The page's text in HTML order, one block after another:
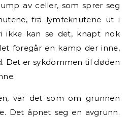
av celler, som sprer seg
fra lymfeknutene ut i
ikke kan se det, knapt nok
foregår en kamp der inne,
Det er sykdommen til døden
var det som om grunnen
Det åpnet seg en avgrunn.